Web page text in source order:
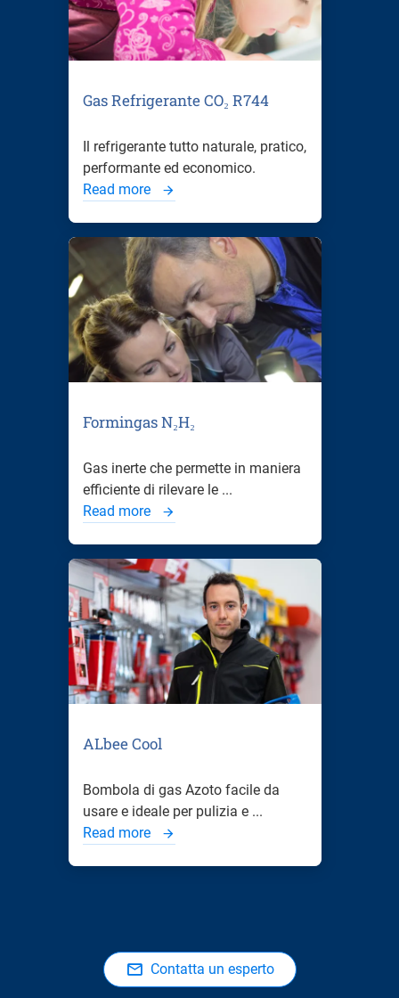
Gas Refrigerante CO₂ R744
Il refrigerante tutto naturale, pratico,
performante ed economico.
Read more
Formingas N₂H₂
Gas inerte che permette in maniera
efficiente di rilevare le ...
Read more
ALbee Cool
Bombola di gas Azoto facile da
usare e ideale per pulizia e ...
Read more
Contatta un esperto